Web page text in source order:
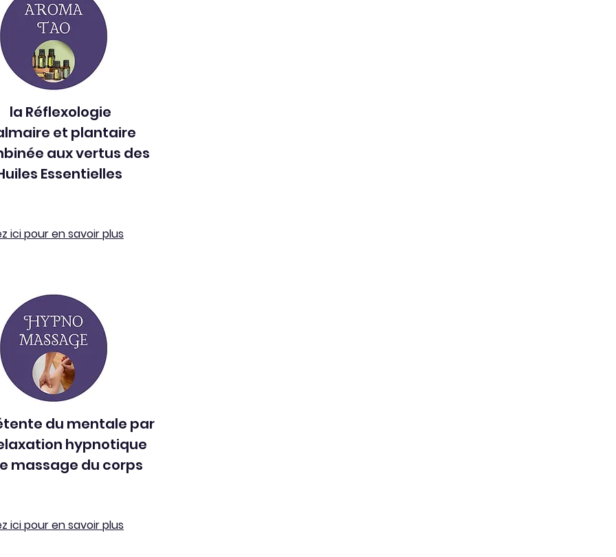
la Réflexologie
et plantaire
aux vertus des
Essentielles
ici pour en savoir plus
du mentale par
hypnotique
massage du corps
ici pour en savoir plus